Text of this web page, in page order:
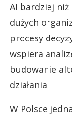
AI bardziej
dużych
procesy
wspiera
budowanie
działania.
W Polsce